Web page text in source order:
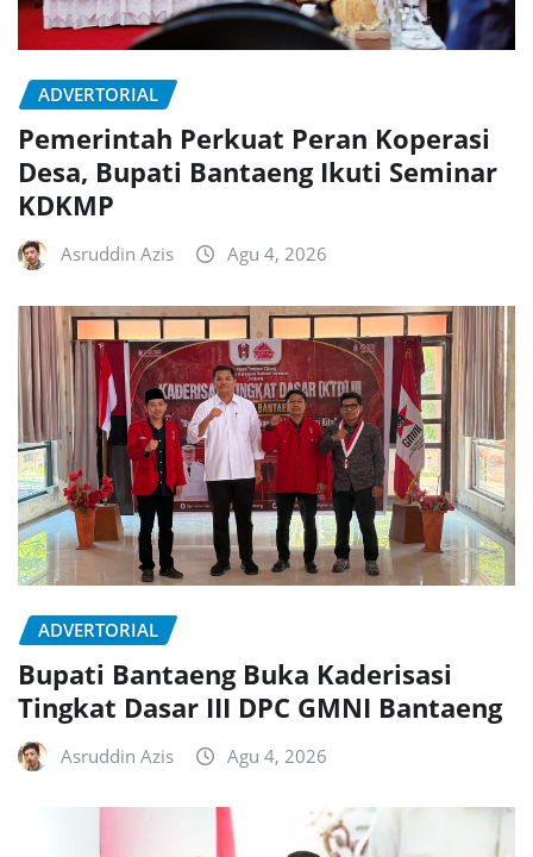
ADVERTORIAL
Pemerintah Perkuat Peran Koperasi
Desa, Bupati Bantaeng Ikuti Seminar
KDKMP
Asruddin Azis Agu 4, 2026
ADVERTORIAL
Bupati Bantaeng Buka Kaderisasi
Tingkat Dasar III DPC GMNI Bantaeng
Asruddin Azis Agu 4, 2026